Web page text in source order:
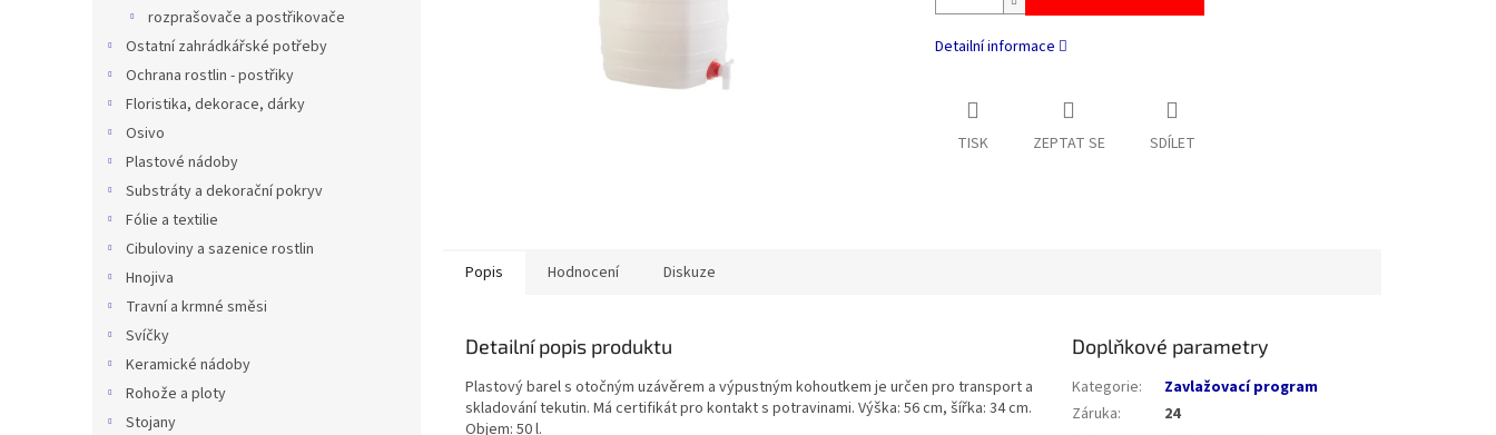
rozprašovače a postřikovače
Ostatní zahrádkářské potřeby
Ochrana rostlin - postřiky
Floristika, dekorace, dárky
Osivo
Plastové nádoby
Substráty a dekorační pokryv
Fólie a textilie
Cibuloviny a sazenice rostlin
Hnojiva
Travní a krmné směsi
Svíčky
Keramické nádoby
Rohože a ploty
Stojany
Detailní informace
TISK ZEPTAT SE SDÍLET
Popis Hodnocení Diskuze
Detailní popis produktu
Plastový barel s otočným uzávěrem a výpustným kohoutkem je určen pro transport a
skladování tekutin. Má certifikát pro kontakt s potravinami. Výška: 56 cm, šířka: 34 cm.
Objem: 50 l.
Doplňkové parametry
Kategorie:
Zavlažovací program
Záruka:
24